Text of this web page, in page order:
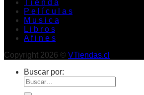
T i e n d a
P e l í c u l a s
M u s i c a
L i b r o s
A f i n e s
Copyright 2026 © VTiendas.cl
Buscar por: